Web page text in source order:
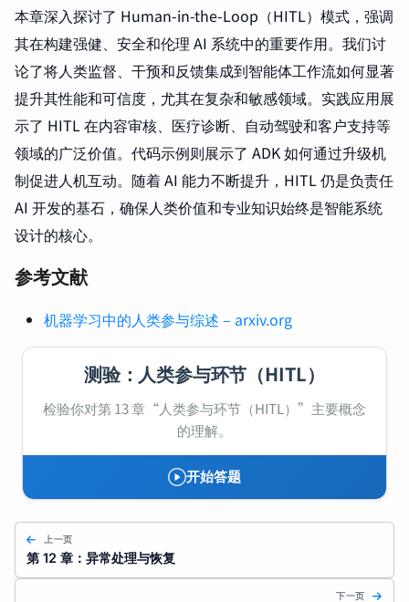
本章深入探讨了 Human-in-the-Loop（HITL）模式，强调
其在构建强健、安全和伦理 AI 系统中的重要作用。我们讨
论了将人类监督、干预和反馈集成到智能体工作流如何显著
提升其性能和可信度，尤其在复杂和敏感领域。实践应用展
示了 HITL 在内容审核、医疗诊断、自动驾驶和客户支持等
领域的广泛价值。代码示例则展示了 ADK 如何通过升级机
制促进人机互动。随着 AI 能力不断提升，HITL 仍是负责任
AI 开发的基石，确保人类价值和专业知识始终是智能系统
设计的核心。
参考文献
机器学习中的人类参与综述 – arxiv.org
测验：人类参与环节（HITL）
检验你对第 13 章“人类参与环节（HITL）”主要概念
的理解。
开始答题
上一页
第 12 章：异常处理与恢复
下一页